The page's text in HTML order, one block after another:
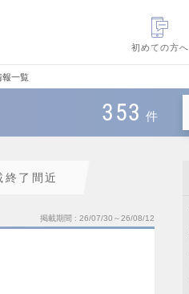
初めての方へ
報一覧
353 件
終了間近
掲載期間 26/07/30～26/08/12